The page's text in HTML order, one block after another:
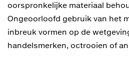
oorspronkelijke materiaal
Ongeoorloofd gebruik van het
inbreuk vormen op de
handelsmerken, octrooien of